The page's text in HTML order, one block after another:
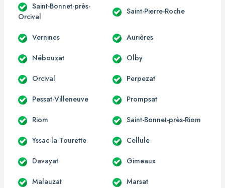
Saint-Bonnet-près-
Orcival
Saint-Pierre-Roche
Vernines Aurières
Nébouzat Olby
Orcival Perpezat
Pessat-Villeneuve Prompsat
Riom Saint-Bonnet-près-Riom
Yssac-la-Tourette Cellule
Davayat Gimeaux
Malauzat Marsat